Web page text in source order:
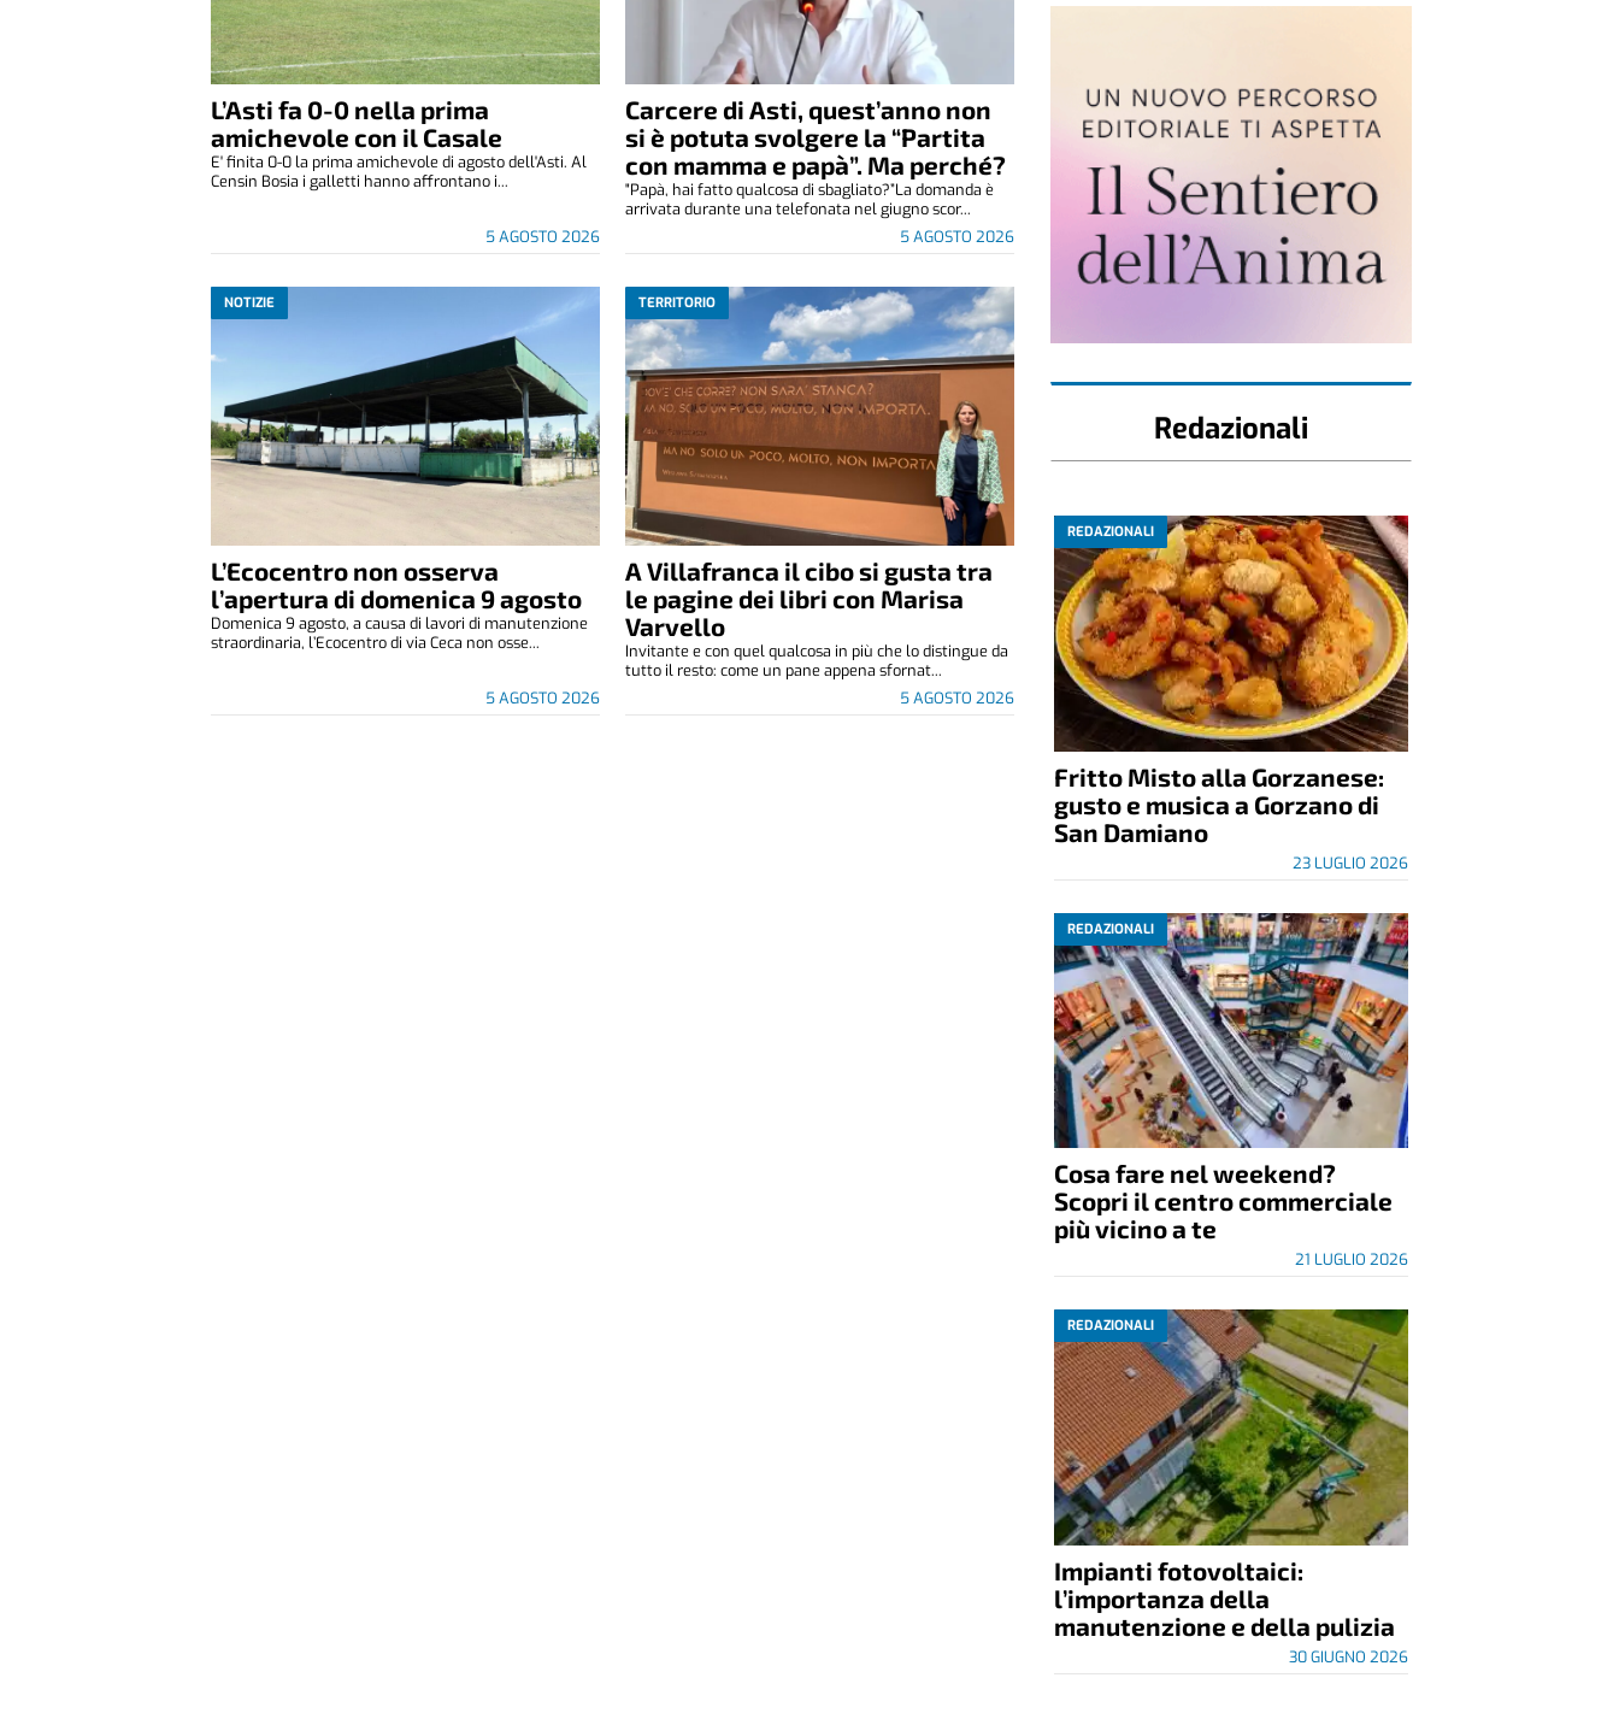
L’Asti fa 0-0 nella prima
amichevole con il Casale
5 AGOSTO 2026
E' finita 0-0 la prima amichevole di agosto dell'Asti. Al
Censin Bosia i galletti hanno affrontano i...
Carcere di Asti, quest’anno non
si è potuta svolgere la “Partita
con mamma e papà”. Ma perché?
5 AGOSTO 2026
"Papà, hai fatto qualcosa di sbagliato?”La domanda è
arrivata durante una telefonata nel giugno scor...
NOTIZIE
L’Ecocentro non osserva
l’apertura di domenica 9 agosto
5 AGOSTO 2026
Domenica 9 agosto, a causa di lavori di manutenzione
straordinaria, l’Ecocentro di via Ceca non osse...
TERRITORIO
A Villafranca il cibo si gusta tra
le pagine dei libri con Marisa
Varvello
5 AGOSTO 2026
Invitante e con quel qualcosa in più che lo distingue da
tutto il resto: come un pane appena sfornat...
Redazionali
REDAZIONALI
Fritto Misto alla Gorzanese:
gusto e musica a Gorzano di
San Damiano
23 LUGLIO 2026
REDAZIONALI
Cosa fare nel weekend?
Scopri il centro commerciale
più vicino a te
21 LUGLIO 2026
REDAZIONALI
Impianti fotovoltaici:
l’importanza della
manutenzione e della pulizia
30 GIUGNO 2026